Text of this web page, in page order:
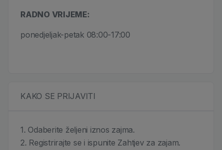
RADNO VRIJEME:
ponedjeljak-petak 08:00-17:00
KAKO SE PRIJAVITI
1. Odaberite željeni iznos zajma.
2. Registrirajte se i ispunite Zahtjev za zajam.